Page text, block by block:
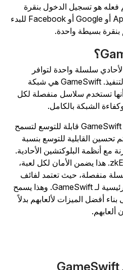
هو تسجيل الدخول بنقرة
واحدة باستخدام معرفات Apple أو Google أو Facebook للبدء
بسيطة واحدة.
سلسلة واحدة لتوافر
GameSwift هي شبكة
تستخدم سلاسل منفصلة لكل
الشبكة بالكامل.
بالإضافة إلى ذلك، فإن منصة GameSwift قابلة للتوسع لتسمح
القابلية للتوسع بنسبة
مع أنظمة البلوكتشين الأحادية.
تدمج الشبكة أيضًا لفائف zkEVM. هذا يضمن الأمان لكل لعبة،
منفصلة، حيث تعتمد لفائف
zkEVM على أمان الشبكة الرئيسية لـ GameSwift. وهذا يسمح
أفضل الميزات لألعابهم بدلاً